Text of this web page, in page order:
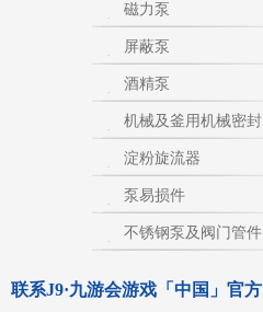
磁力泵
屏蔽泵
酒精泵
机械及釜用机械密封
淀粉旋流器
泵易损件
不锈钢泵及阀门管件
联系J9·九游会游戏「中国」官方